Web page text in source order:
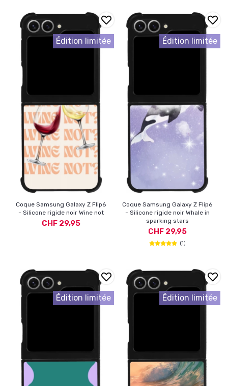
Coque Samsung Galaxy Z Flip6
- Silicone rigide noir Wine not
CHF 29,95
Édition limitée
Coque Samsung Galaxy Z Flip6
- Silicone rigide noir Whale in
sparking stars
CHF 29,95
(1)
Édition limitée
Édition limitée Édition limitée